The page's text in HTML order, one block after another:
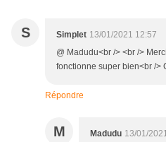
S Simplet 13/01/2021 12:57
@ Madudu<br /> <br />
fonctionne super bien<br />
Répondre
M Madudu 13/01/